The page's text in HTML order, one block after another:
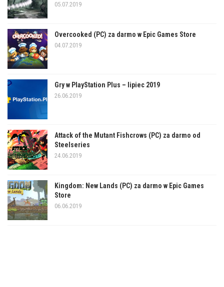
05.07.2019
Overcooked (PC) za darmo w Epic Games Store
04.07.2019
Gry w PlayStation Plus – lipiec 2019
26.06.2019
Attack of the Mutant Fishcrows (PC) za darmo od
Steelseries
24.06.2019
Kingdom: New Lands (PC) za darmo w Epic Games
Store
06.06.2019